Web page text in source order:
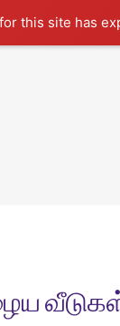
this site has